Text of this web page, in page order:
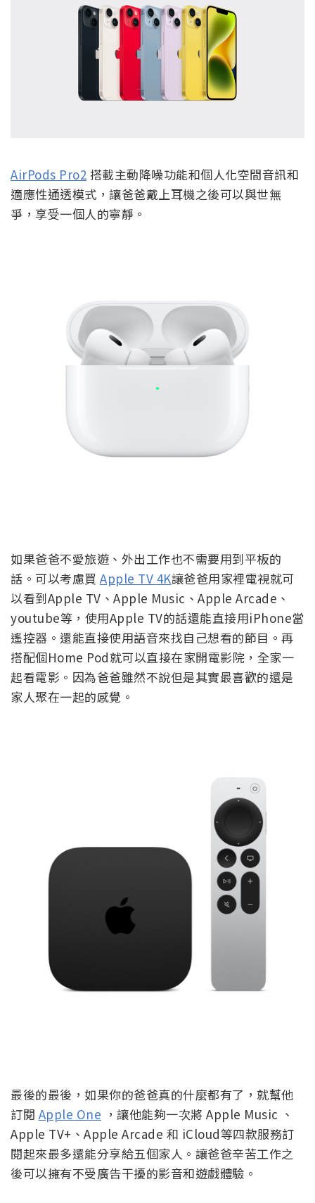
AirPods Pro2 搭載主動降噪功能和個人化空間音訊和
適應性通透模式，讓爸爸戴上耳機之後可以與世無
爭，享受一個人的寧靜。
如果爸爸不愛旅遊、外出工作也不需要用到平板的
話。可以考慮買 Apple TV 4K讓爸爸用家裡電視就可
以看到Apple TV、Apple Music、Apple Arcade、
youtube等，使用Apple TV的話還能直接用iPhone當
遙控器。還能直接使用語音來找自己想看的節目。再
搭配個Home Pod就可以直接在家開電影院，全家一
起看電影。因為爸爸雖然不說但是其實最喜歡的還是
家人聚在一起的感覺。
最後的最後，如果你的爸爸真的什麼都有了，就幫他
訂閱 Apple One ，讓他能夠一次將 Apple Music 、
Apple TV+、Apple Arcade 和 iCloud等四款服務訂
閱起來最多還能分享給五個家人。讓爸爸辛苦工作之
後可以擁有不受廣告干擾的影音和遊戲體驗。